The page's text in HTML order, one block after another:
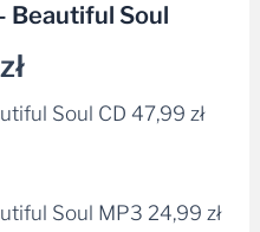
Beautiful Soul
zł
Soul CD 47,99zł
Soul MP3 24,99zł